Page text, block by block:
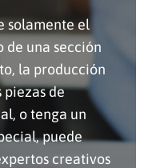
solamente el
de una sección
la producción
piezas de
o tenga un
puede
creativos